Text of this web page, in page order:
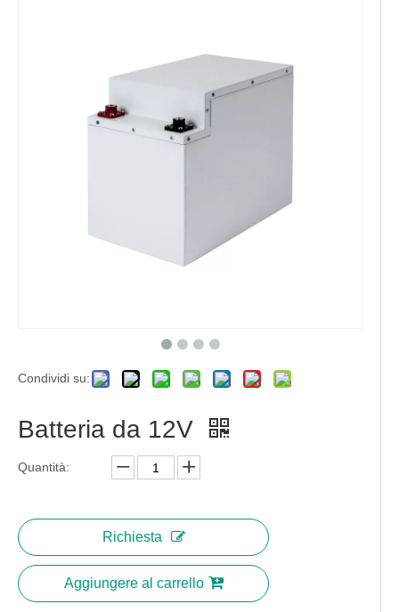
Condividi su:
Batteria da 12V
Quantità:
Richiesta
Aggiungere al carrello